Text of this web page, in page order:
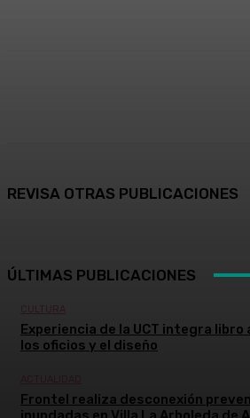
REVISA OTRAS PUBLICACIONES
ÚLTIMAS PUBLICACIONES
CULTURA
Experiencia de la UCT integra
los oficios y el diseño
Frontel realiza desconexión